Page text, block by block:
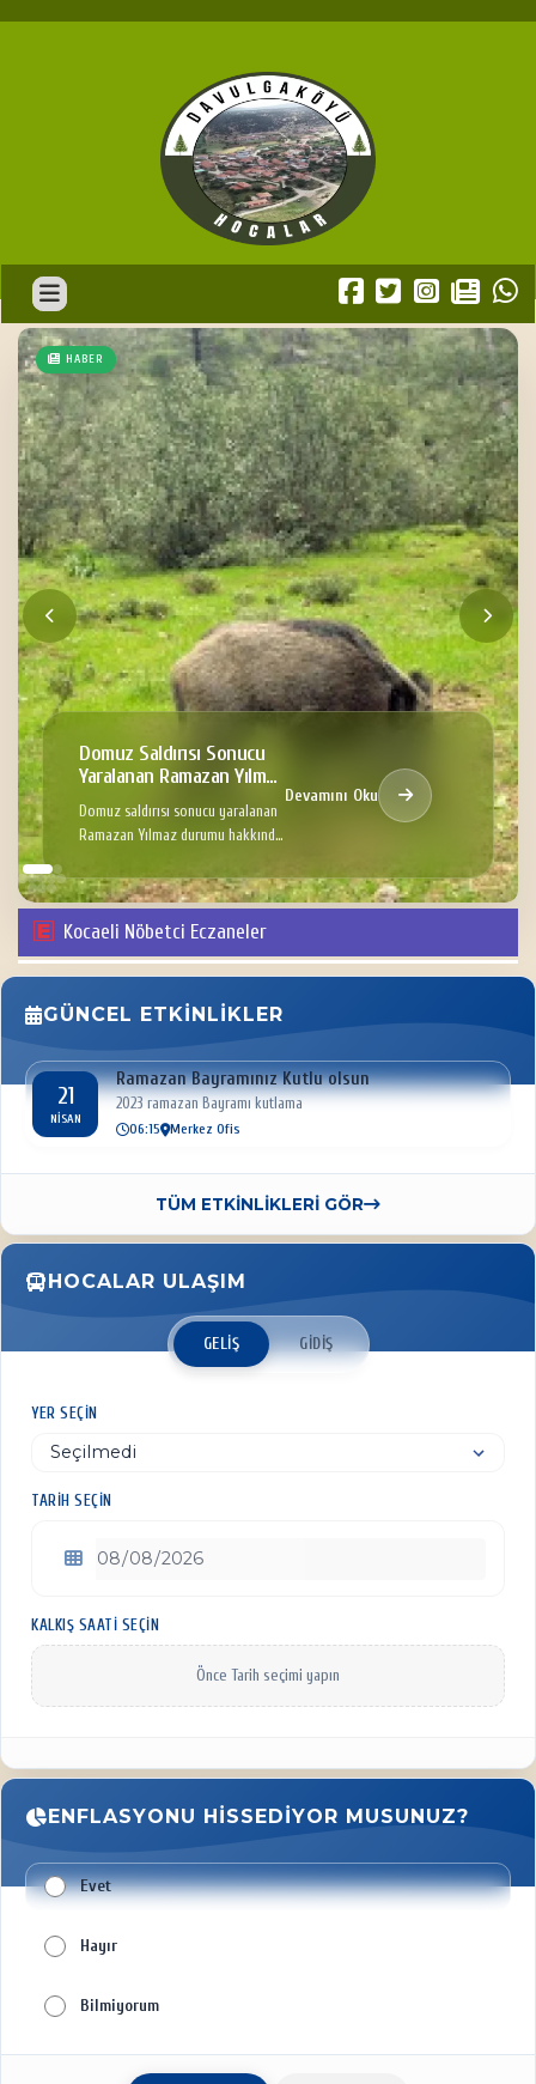
HABER
Domuz Saldırısı Sonucu
Yaralanan Ramazan Yılmaz
Hakkında
Domuz saldırısı sonucu yaralanan
Ramazan Yılmaz durumu hakkında
Devamını Oku
Kocaeli Nöbetci Eczaneler
GÜNCEL ETKINLIKLER
21
NISAN
Ramazan Bayramınız Kutlu olsun
2023 ramazan Bayramı kutlama
06:15 Merkez Ofis
TÜM ETKİNLİKLERİ GÖR
HOCALAR ULAŞIM
GELIŞ GIDIŞ
YER SEÇIN
TARIH SEÇIN
KALKIŞ SAATI SEÇIN
Önce Tarih seçimi yapın
ENFLASYONU HISSEDIYOR MUSUNUZ?
Evet
Hayır
Bilmiyorum